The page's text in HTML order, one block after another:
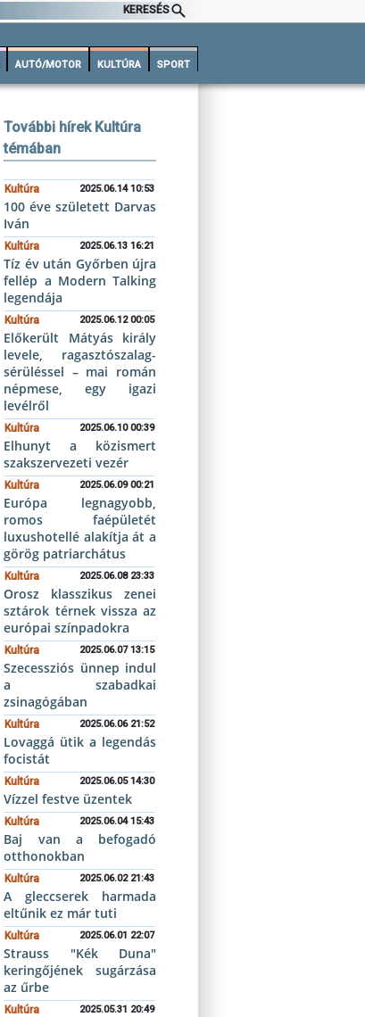
KERESÉS
AUTÓ/MOTOR KULTÚRA SPORT
További hírek Kultúra
témában
Kultúra 2025.06.14 10:53
100 éve született Darvas
Iván
Kultúra 2025.06.13 16:21
Tíz év után Győrben újra
fellép a Modern Talking
legendája
Kultúra 2025.06.12 00:05
Előkerült Mátyás király
levele, ragasztószalag-
sérüléssel – mai román
népmese, egy igazi
levélről
Kultúra 2025.06.10 00:39
Elhunyt a közismert
szakszervezeti vezér
Kultúra 2025.06.09 00:21
Európa legnagyobb,
romos faépületét
luxushotellé alakítja át a
görög patriarchátus
Kultúra 2025.06.08 23:33
Orosz klasszikus zenei
sztárok térnek vissza az
európai színpadokra
Kultúra 2025.06.07 13:15
Szecessziós ünnep indul
a szabadkai
zsinagógában
Kultúra 2025.06.06 21:52
Lovaggá ütik a legendás
focistát
Kultúra 2025.06.05 14:30
Vízzel festve üzentek
Kultúra 2025.06.04 15:43
Baj van a befogadó
otthonokban
Kultúra 2025.06.02 21:43
A gleccserek harmada
eltűnik ez már tuti
Kultúra 2025.06.01 22:07
Strauss "Kék Duna"
keringőjének sugárzása
az űrbe
Kultúra 2025.05.31 20:49